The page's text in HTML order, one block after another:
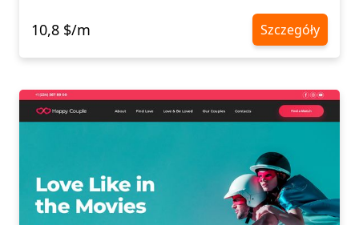
10,8 $/m
Szczegóły